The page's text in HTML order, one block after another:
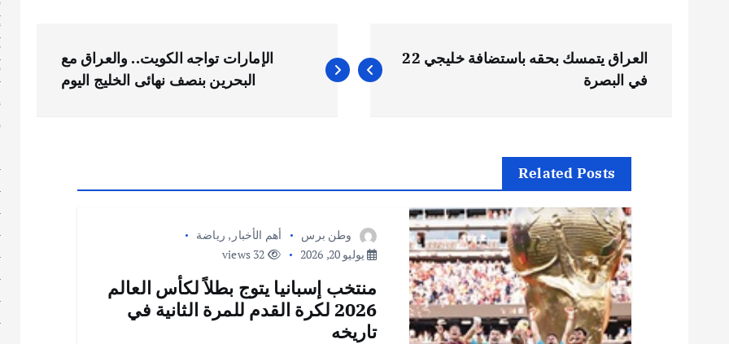
ص
العراق يتمسك بحقه باستضافة خليجي 22
في البصرة
الإمارات تواجه الكويت.. والعراق مع
البحرين بنصف نهائى الخليج اليوم
Related Posts
وطن برس أهم الأخبار , رياضة
يوليو 20, 2026
منتخب إسبانيا يتوج بطلاً لكأس العالم
2026 لكرة القدم للمرة الثانية في
تاريخه